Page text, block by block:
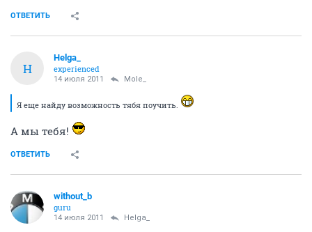
ОТВЕТИТЬ
H
Helga_
experienced
14 июля 2011 Mole_
Я еще найду возможность тябя поучить.
А мы тебя!
ОТВЕТИТЬ
without_b
guru
14 июля 2011 Helga_